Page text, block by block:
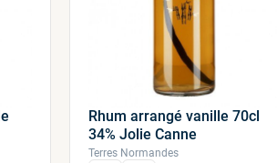
Rhum arrangé vanille 70cl
34% Jolie Canne
Terres Normandes